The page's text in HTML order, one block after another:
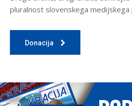
pluralnost slovenskega
Donacija